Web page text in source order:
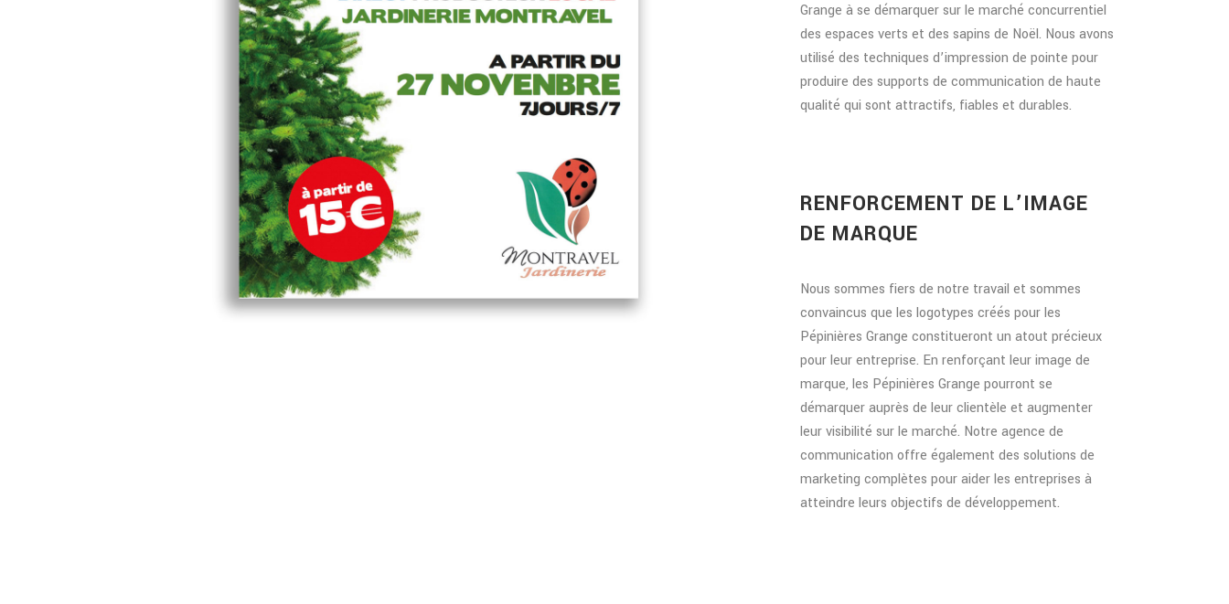
Grange à se démarquer sur le marché concurrentiel
des espaces verts et des sapins de Noël. Nous avons
utilisé des techniques d’impression de pointe pour
produire des supports de communication de haute
qualité qui sont attractifs, fiables et durables.
RENFORCEMENT DE L’IMAGE
DE MARQUE
Nous sommes fiers de notre travail et sommes
convaincus que les logotypes créés pour les
Pépinières Grange constitueront un atout précieux
pour leur entreprise. En renforçant leur image de
marque, les Pépinières Grange pourront se
démarquer auprès de leur clientèle et augmenter
leur visibilité sur le marché. Notre agence de
communication offre également des solutions de
marketing complètes pour aider les entreprises à
atteindre leurs objectifs de développement.